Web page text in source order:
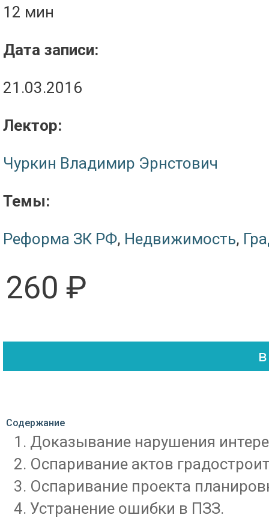
12 мин
Дата записи:
21.03.2016
Лектор:
Чуркин Владимир Эрнстович
Темы:
Реформа ЗК РФ, Недвижимость,
260 ₽
Содержание
Доказывание нарушения
Оспаривание актов
Оспаривание проекта
Устранение ошибки в ПЗЗ.